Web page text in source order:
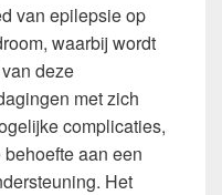
van epilepsie op
waarbij wordt
deze
met zich
complicaties,
aan een
Het